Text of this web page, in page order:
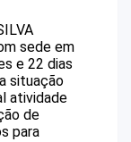
sede em
e 22 dias
situação
atividade
de
para